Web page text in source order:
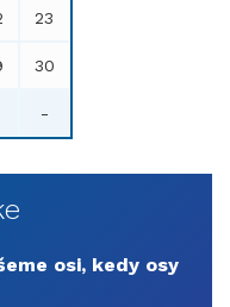
23
30
-
osi, kedy osy